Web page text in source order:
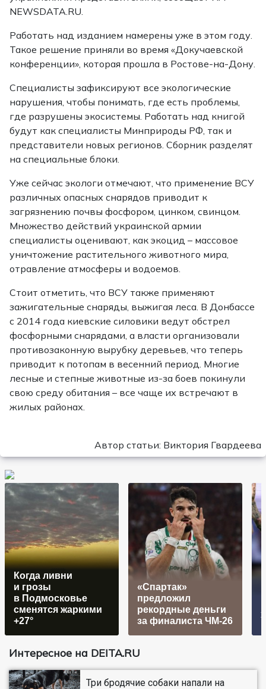
NEWSDATA.RU.
Работать над изданием намерены уже в этом году.
Такое решение приняли во время «Докучаевской
конференции», которая прошла в Ростове-на-Дону.
Специалисты зафиксируют все экологические
нарушения, чтобы понимать, где есть проблемы,
где разрушены экосистемы. Работать над книгой
будут как специалисты Минприроды РФ, так и
представители новых регионов. Сборник разделят
на специальные блоки.
Уже сейчас экологи отмечают, что применение ВСУ
различных опасных снарядов приводит к
загрязнению почвы фосфором, цинком, свинцом.
Множество действий украинской армии
специалисты оценивают, как экоцид – массовое
уничтожение растительного животного мира,
отравление атмосферы и водоемов.
Стоит отметить, что ВСУ также применяют
зажигательные снаряды, выжигая леса. В Донбассе
с 2014 года киевские силовики ведут обстрел
фосфорными снарядами, а власти организовали
противозаконную вырубку деревьев, что теперь
приводит к потопам в весенний период. Многие
лесные и степные животные из-за боев покинули
свою среду обитания – все чаще их встречают в
жилых районах.
Автор статьи: Виктория Гвардеева
Когда ливни
и грозы
в Подмосковье
сменятся жаркими
+27°
«Спартак»
предложил
рекордные деньги
за финалиста ЧМ-26
Интересное на DEITA.RU
Три бродячие собаки напали на